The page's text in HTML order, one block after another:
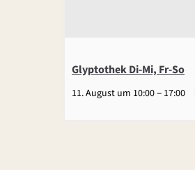
Glyptothek Di-Mi, Fr-So
11. August um 10:00– 17:00